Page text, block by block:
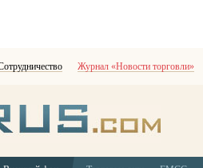
Журнал «Новости торговли»